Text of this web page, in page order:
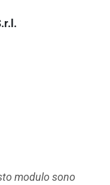
modulo sono